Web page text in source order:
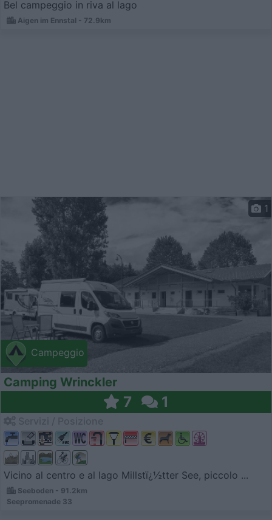
Bel campeggio in riva al lago
Aigen im Ennstal - 72.9km
Campeggio
1
Camping Wrinckler
7 1
Vicino al centro e al lago Millstï¿½tter See, piccolo ...
Seeboden - 91.2km
Seepromenade 33